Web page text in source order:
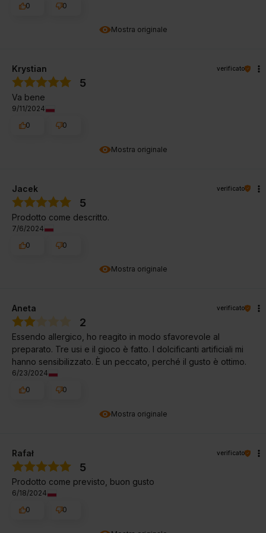
Mostra originale
0
0
Mostra originale
Krystian verificato
5
Va bene
9/11/2024
0
0
Mostra originale
Jacek verificato
5
Prodotto come descritto.
7/6/2024
0
0
Mostra originale
Aneta verificato
2
Essendo allergico, ho reagito in modo sfavorevole al
preparato. Tre usi e il gioco è fatto. I dolcificanti artificiali mi
hanno sensibilizzato. È un peccato, perché il gusto è ottimo.
6/23/2024
0
0
Rafał verificato
5
Prodotto come previsto, buon gusto
6/18/2024
0
0